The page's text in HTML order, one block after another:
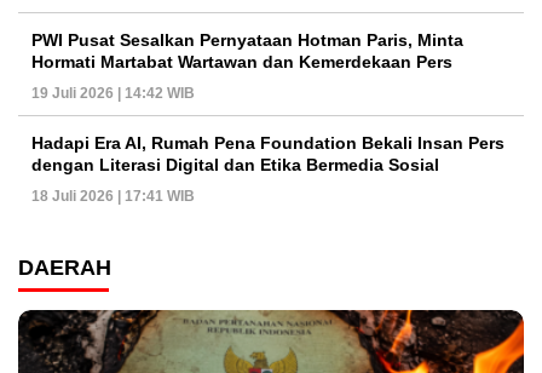
PWI Pusat Sesalkan Pernyataan Hotman Paris, Minta
Hormati Martabat Wartawan dan Kemerdekaan Pers
19 Juli 2026 | 14:42 WIB
Hadapi Era AI, Rumah Pena Foundation Bekali Insan Pers
dengan Literasi Digital dan Etika Bermedia Sosial
18 Juli 2026 | 17:41 WIB
DAERAH